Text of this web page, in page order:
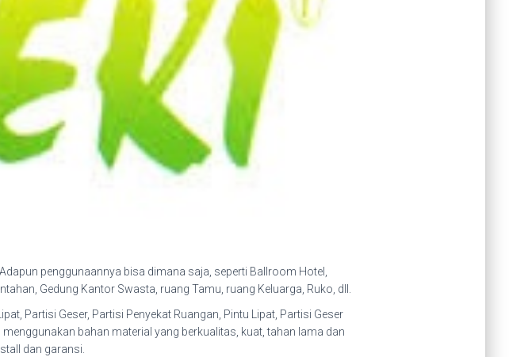
penggunaannya bisa dimana saja, seperti Ballroom Hotel,
Gedung Kantor Swasta, ruang Tamu, ruang Keluarga, Ruko, dll.
Partisi Geser, Partisi Penyekat Ruangan, Pintu Lipat, Partisi Geser
bahan material yang berkualitas, kuat, tahan lama dan
dan garansi.